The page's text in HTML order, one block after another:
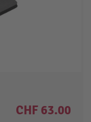
CHF 63.00